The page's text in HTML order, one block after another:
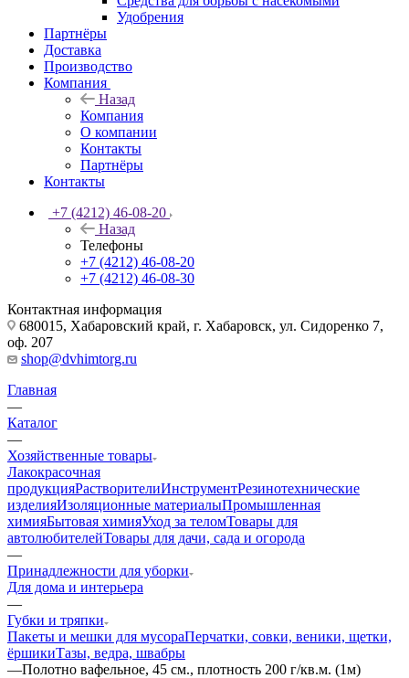
Удобрения
Партнёры
Доставка
Производство
Компания
Назад
Компания
О компании
Контакты
Партнёры
Контакты
+7 (4212) 46-08-20
Назад
Телефоны
+7 (4212) 46-08-20
+7 (4212) 46-08-30
Контактная информация
680015, Хабаровский край, г. Хабаровск, ул. Сидоренко 7,
оф. 207
shop@dvhimtorg.ru
Главная
—
Каталог
—
Хозяйственные товары
Лакокрасочная
продукцияРастворителиИнструментРезинотехнические
изделияИзоляционные материалыПромышленная
химияБытовая химияУход за теломТовары для
автолюбителейТовары для дачи, сада и огорода
—
Принадлежности для уборки
Для дома и интерьера
—
Губки и тряпки
Пакеты и мешки для мусораПерчатки, совки, веники, щетки,
ёршикиТазы, ведра, швабры
—Полотно вафельное, 45 см., плотность 200 г/кв.м. (1м)